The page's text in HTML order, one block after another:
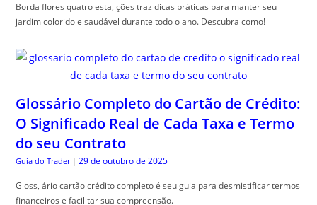
Borda flores quatro esta, ções traz dicas práticas para manter seu
jardim colorido e saudável durante todo o ano. Descubra como!
Glossário Completo do Cartão de Crédito:
O Significado Real de Cada Taxa e Termo
do seu Contrato
Guia do Trader | 29 de outubro de 2025
Gloss, ário cartão crédito completo é seu guia para desmistificar termos
financeiros e facilitar sua compreensão.